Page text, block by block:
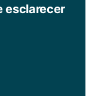
esclarecer